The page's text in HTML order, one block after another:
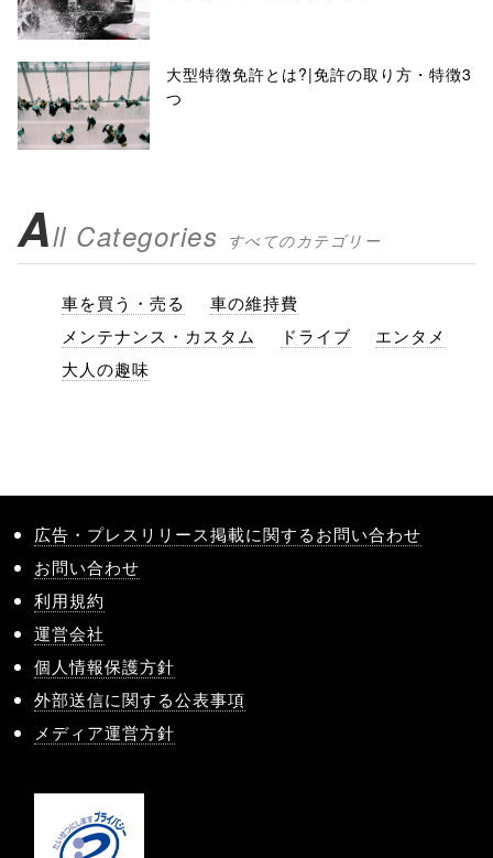
大型特徴免許とは?|免許の取り方・特徴3
つ
All Categories すべてのカテゴリー
車を買う・売る
車の維持費
メンテナンス・カスタム
ドライブ
エンタメ
大人の趣味
広告・プレスリリース掲載に関するお問い合わせ
お問い合わせ
利用規約
運営会社
個人情報保護方針
外部送信に関する公表事項
メディア運営方針